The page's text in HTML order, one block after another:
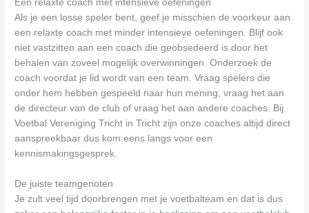
Een relaxte coach met intensieve oefeningen
Als je een losse speler bent, geef je misschien de voorkeur aan
een relaxte coach met minder intensieve oefeningen. Blijf ook
niet vastzitten aan een coach die geobsedeerd is door het
behalen van zoveel mogelijk overwinningen. Onderzoek de
coach voordat je lid wordt van een team. Vraag spelers die
onder hem hebben gespeeld naar hun mening, vraag het aan
de directeur van de club of vraag het aan andere coaches. Bij
Voetbal Vereniging Tricht in Tricht zijn onze coaches altijd direct
aanspreekbaar dus kom eens langs voor een
kennismakingsgesprek.
De juiste teamgenoten
Je zult veel tijd doorbrengen met je voetbalteam en dat is dus